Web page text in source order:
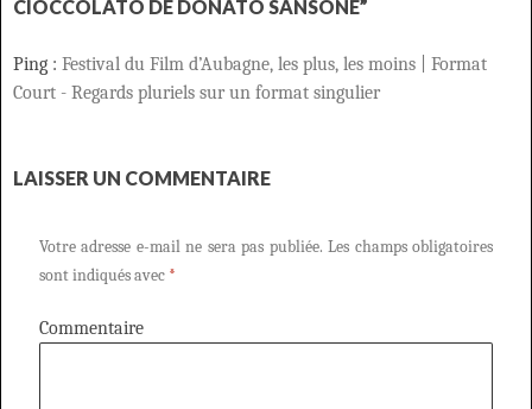
CIOCCOLATO DE DONATO SANSONE”
Ping : Festival du Film d’Aubagne, les plus, les moins | Format
Court - Regards pluriels sur un format singulier
LAISSER UN COMMENTAIRE
Votre adresse e-mail ne sera pas publiée. Les champs obligatoires
sont indiqués avec *
Commentaire